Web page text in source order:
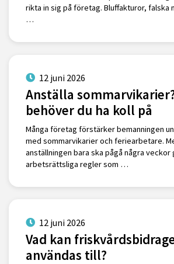
rikta in sig på företag. Bluffakturor, falska
…
12 juni 2026
Anställa
behöver du ha koll på
Många företag förstärker bemanningen
med sommarvikarier och feriearbetare.
anställningen bara ska pågå några veckor
arbetsrättsliga regler som …
12 juni 2026
Vad kan
användas till?